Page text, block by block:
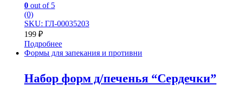
0 out of 5
(0)
SKU: ГЛ-00035203
199 ₽
Подробнее
Формы для запекания и противни
Набор форм д/печенья “Сердечки”